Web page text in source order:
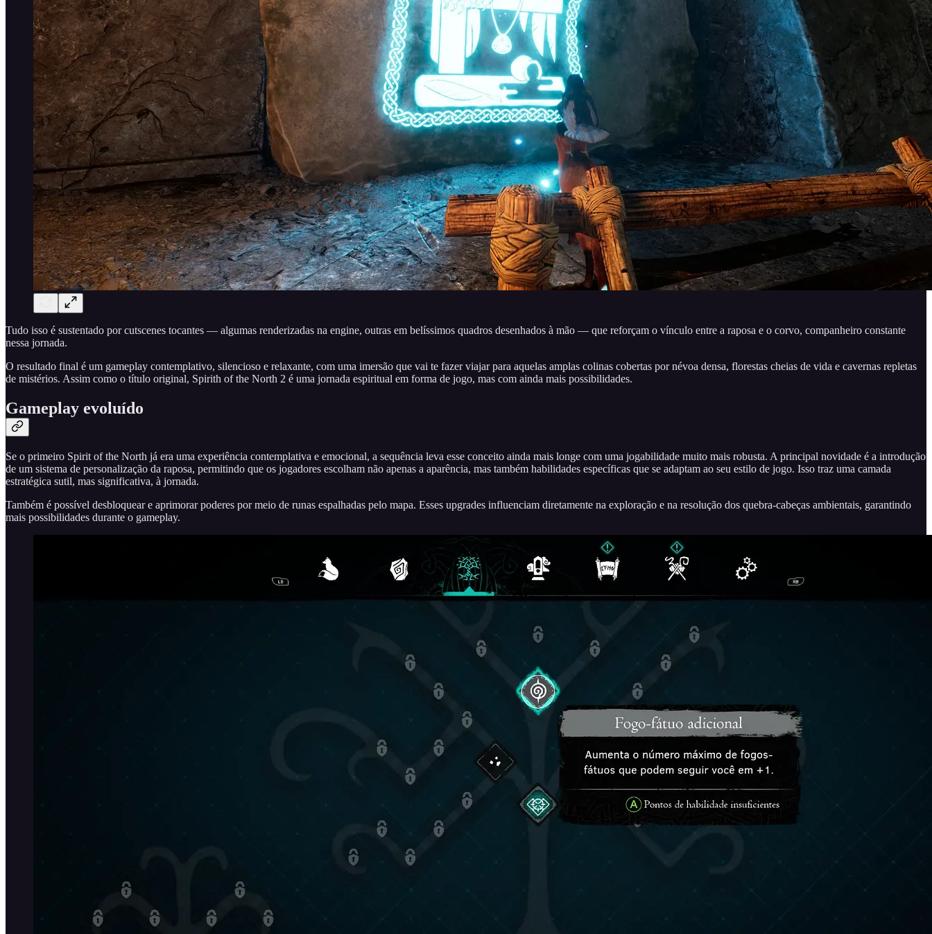
Tudo isso é sustentado por cutscenes tocantes — algumas renderizadas na engine, outras em belíssimos quadros desenhados à mão — que reforçam o vínculo entre a raposa e o corvo, companheiro constante
nessa jornada.
O resultado final é um gameplay contemplativo, silencioso e relaxante, com uma imersão que vai te fazer viajar para aquelas amplas colinas cobertas por névoa densa, florestas cheias de vida e cavernas repletas
de mistérios. Assim como o título original, Spirith of the North 2 é uma jornada espiritual em forma de jogo, mas com ainda mais possibilidades.
Gameplay evoluído
Se o primeiro Spirit of the North já era uma experiência contemplativa e emocional, a sequência leva esse conceito ainda mais longe com uma jogabilidade muito mais robusta. A principal novidade é a introdução
de um sistema de personalização da raposa, permitindo que os jogadores escolham não apenas a aparência, mas também habilidades específicas que se adaptam ao seu estilo de jogo. Isso traz uma camada
estratégica sutil, mas significativa, à jornada.
Também é possível desbloquear e aprimorar poderes por meio de runas espalhadas pelo mapa. Esses upgrades influenciam diretamente na exploração e na resolução dos quebra-cabeças ambientais, garantindo
mais possibilidades durante o gameplay.